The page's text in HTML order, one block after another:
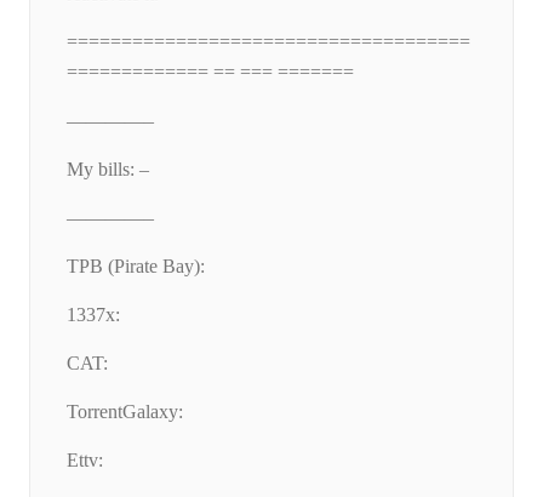
=====================================
============= == === =======
————–
My bills: –
————–
TPB (Pirate Bay):
1337x:
CAT:
TorrentGalaxy:
Ettv: